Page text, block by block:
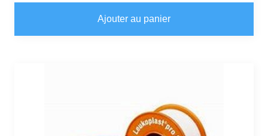
Ajouter au panier